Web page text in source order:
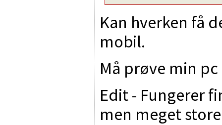
Kan hverken få
mobil.
Må prøve min
Edit - Fungerer
men meget